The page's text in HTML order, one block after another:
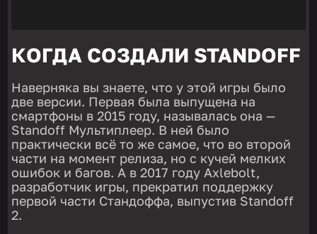
КОГДА СОЗДАЛИ STANDOFF
Наверняка вы знаете, что у этой игры было
две версии. Первая была выпущена на
смартфоны в 2015 году, называлась она —
Standoff Мультиплеер. В ней было
практически всё то же самое, что во второй
части на момент релиза, но с кучей мелких
ошибок и багов. А в 2017 году Axlebolt,
разработчик игры, прекратил поддержку
первой части Стандоффа, выпустив Standoff
2.